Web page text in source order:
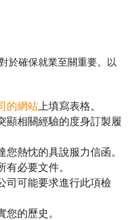
於確保就業至關重要。以
的網站上填寫表格。
顯相關經驗的度身訂製履
您熱忱的具說服力信函。
有必要文件。
司可能要求進行此項檢
您的歷史。